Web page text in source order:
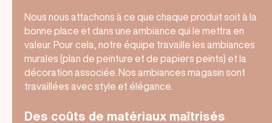
Nous nous attachons à ce que chaque produit soit à la
bonne place et dans une ambiance qui le mettra en
valeur. Pour cela, notre équipe travaille les ambiances
murales (plan de peinture et de papiers peints) et la
décoration associée. Nos ambiances magasin sont
travaillées avec style et élégance.
Des coûts de matériaux maîtrisés